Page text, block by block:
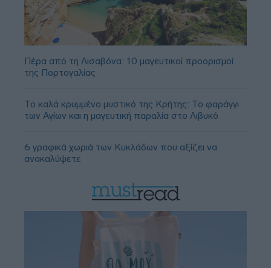
Πέρα από τη Λισαβόνα: 10 μαγευτικοί προορισμοί
της Πορτογαλίας
Το καλά κρυμμένο μυστικό της Κρήτης: Το φαράγγι
των Αγίων και η μαγευτική παραλία στο Λιβυκό
6 γραφικά χωριά των Κυκλάδων που αξίζει να
ανακαλύψετε